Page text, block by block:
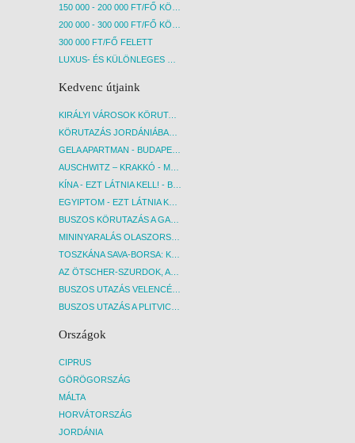
150 000 - 200 000 FT/FŐ KÖZÖTT
200 000 - 300 000 FT/FŐ KÖZÖTT
300 000 FT/FŐ FELETT
LUXUS- ÉS KÜLÖNLEGES UTAK
Kedvenc útjaink
KIRÁLYI VÁROSOK KÖRUTAZÁS KÖZVETLEN REPÜLŐJÁRATTAL - BUDAPEST, REPÜLŐ
KÖRUTAZÁS JORDÁNIÁBAN, HOLT-TENGERI PIHENÉSSEL - BUDAPEST, REPÜLŐ
GELA APARTMAN - BUDAPEST, REPÜLŐ
AUSCHWITZ – KRAKKÓ - MEGRÁZÓ IDŐUTAZÁS! - BUDAPEST, BUSZ
KÍNA - EZT LÁTNIA KELL! - BUDAPEST, REPÜLŐ
EGYIPTOM - EZT LÁTNIA KELL! - BUDAPEST, REPÜLŐ
BUSZOS KÖRUTAZÁS A GARDA-TÓ KÖRNYÉKÉN - BUDAPEST, BUSZ
MININYARALÁS OLASZORSZÁGBAN: ÉSZAK-OLASZ GYÖNGYSZEMEK NYOMÁBAN - BUDAPEST, BUSZ
TOSZKÁNA SAVA-BORSA: KÓSTOLÓK ÉS KULTURÁLIS UTAZÁS - BUDAPEST, BUSZ
AZ ÖTSCHER-SZURDOK, AUSZTRIA GRAND CANYONJA - BUDAPEST, BUSZ
BUSZOS UTAZÁS VELENCÉBE - BUDAPEST, BUSZ
BUSZOS UTAZÁS A PLITVICEI-TAVAK NEMZETI PARKBA - BUDAPEST, BUSZ
Országok
CIPRUS
GÖRÖGORSZÁG
MÁLTA
HORVÁTORSZÁG
JORDÁNIA